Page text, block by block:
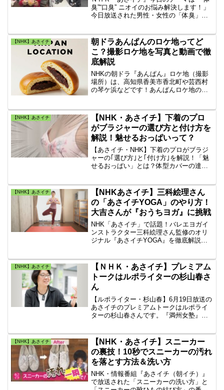
臭”“口臭” ニオイのお悩み解決します！」
今日放送された男性・女性の「体臭」＆
になると出てくる「加齢臭」や「ミドル
脂臭」は、女性も要注意です。口臭撃退
ココアのレシピも紹介。
【NHK】あさイチ
朝ドラあんぱんのロケ地ってど
こ？撮影ロケ地を写真と動画で徹
底解説
NHKの朝ドラ『あんぱん』ロケ地（撮影
場所）は、高知県香美市香北町や芸西村
の琴ケ浜などです！あんぱんロケ地の撮
『あんぱん』の撮影場所を動画と写真付
きで具体的に紹介します！
【NHK】あさイチ
【NHK・あさイチ】下着のプロ
がブラジャーの選び方と付け方を
解説！魅せるおっぱいって？
【あさイチ・NHK】下着のプロがブラジ
ャーの｢選び方｣と｢付け方｣を解説！「魅
せるおっぱい」とは？体型カバーの達人
ドウエーブブラ」の紹介。おっぱいの悩
みに合わせた「ニット」の選び方。あさ
イチのおっぱい特集は役立ちますね♪
【NHK】あさイチ
【NHKあさイチ】三科絵理さん
の「あさイチYOGA」のやり方！
大吉さんが『おうちヨガ』に挑戦
NHK「あさイチ」で話題！バレエヨガイ
ンストラクター三科絵理さん監修のオリ
ジナル『あさイチYOGA』を徹底解説。
る瞑想まで、ステップバイステップの正
しいやり方を網羅！
【NHK】あさイチ
【ＮＨＫ・あさイチ】プレミアム
トークはルポライターの杉山春さ
ん
【ルポライター・杉山春】6月19日放送の
あさイチのプレミアムトークはルポライ
ターの杉山春さんです。『満州女塾』
館。第十一回小学館ノンフィクション大
賞受賞作）などがある。
【NHK】あさイチ
【NHK・あさイチ】スニーカー
の裏技！10秒でスニーカーの汚れ
を落とす方法＆洗い方
NHK・情報番組『あさイチ（朝イチ）』
で放送された「スニーカーの洗い方」と